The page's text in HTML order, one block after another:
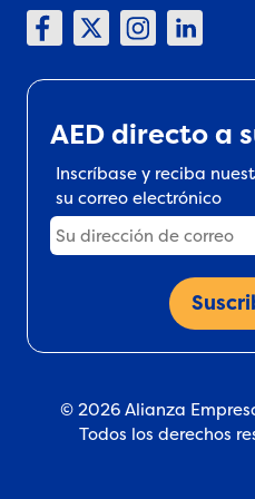
AED directo a
Inscríbase y reciba
su correo electrónico
© 2026 Alianza
Todos los derechos